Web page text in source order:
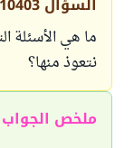
السؤال 10403
ما هي الأسئلة
نتعوذ منها؟
ملخص الجواب